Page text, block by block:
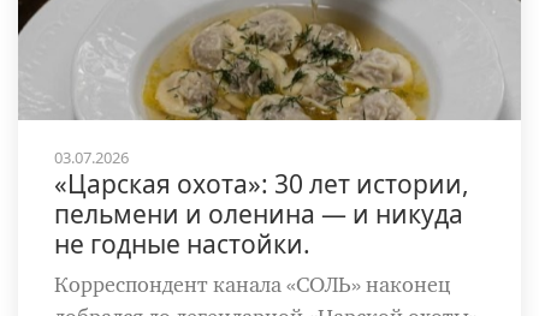
03.07.2026
«Царская охота»: 30 лет истории,
пельмени и оленина — и никуда
не годные настойки.
Корреспондент канала «СОЛЬ» наконец